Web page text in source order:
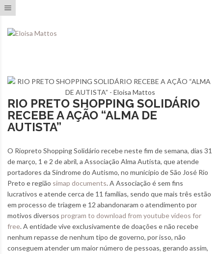
RIO PRETO SHOPPING SOLIDÁRIO
RECEBE A AÇÃO “ALMA DE
AUTISTA”
O Riopreto Shopping Solidário recebe neste fim de semana, dias 31
de março, 1 e 2 de abril, a Associação Alma Autista, que atende
portadores da Síndrome do Autismo, no município de São José Rio
Preto e região simap documents. A Associação é sem fins
lucrativos e atende cerca de 11 famílias, sendo que mais três estão
em processo de triagem e 12 abandonaram o atendimento por
motivos diversos program to download from youtube videos for
free. A entidade vive exclusivamente de doações e não recebe
nenhum repasse de nenhum tipo de governo, por isso, não
conseguem atender um maior número de pessoas, gerando assim,